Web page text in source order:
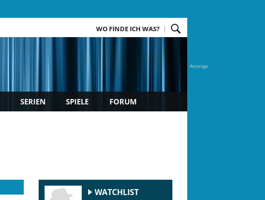
Anzeige
WO FINDE ICH WAS?
SERIEN SPIELE FORUM
WATCHLIST